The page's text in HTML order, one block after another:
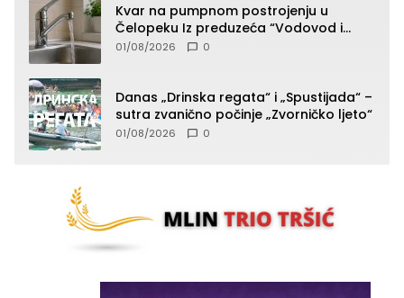
Kvar na pumpnom postrojenju u
Čelopeku Iz preduzeća “Vodovod i
komunalije”
01/08/2026 0
Danas „Drinska regata“ i „Spustijada“ –
sutra zvanično počinje „Zvorničko ljeto“
01/08/2026 0